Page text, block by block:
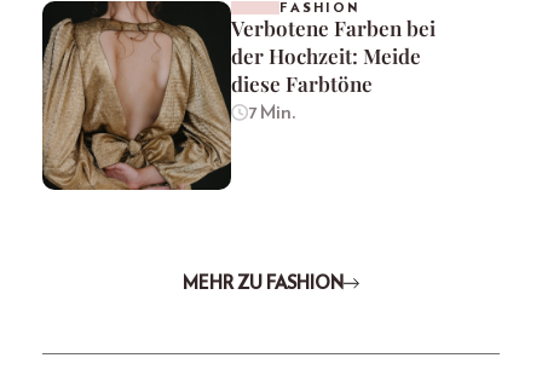
FASHION
Verbotene Farben bei
der Hochzeit: Meide
diese Farbtöne
7 Min.
MEHR ZU FASHION